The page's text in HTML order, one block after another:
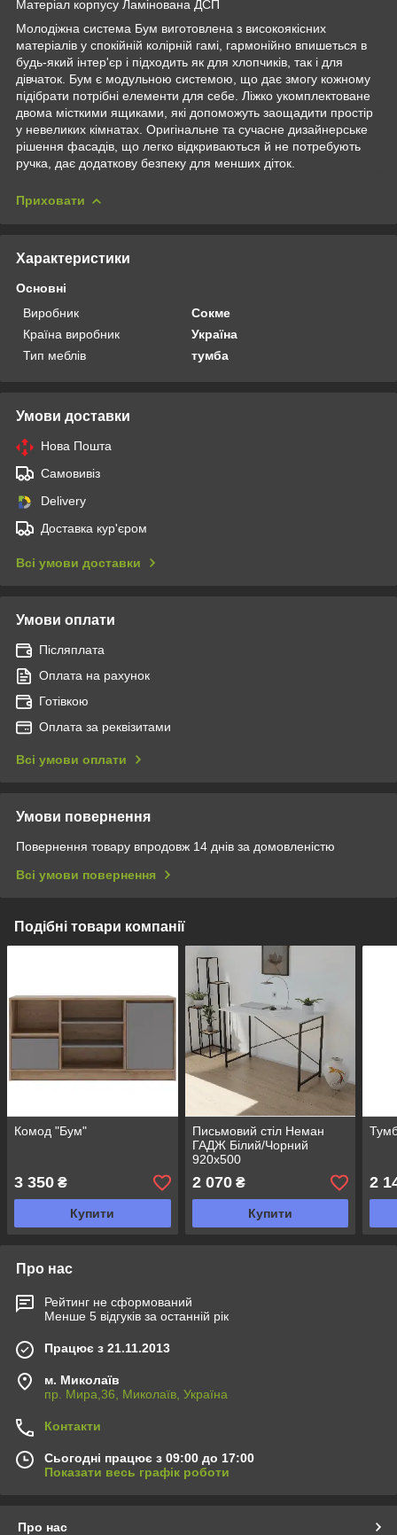
Матеріал корпусу Ламінована ДСП
Молодіжна система Бум виготовлена з високоякісних
матеріалів у спокійній колірній гамі, гармонійно впишеться в
будь-який інтер'єр і підходить як для хлопчиків, так і для
дівчаток. Бум є модульною системою, що дає змогу кожному
підібрати потрібні елементи для себе. Ліжко укомплектоване
двома місткими ящиками, які допоможуть заощадити простір
у невеликих кімнатах. Оригінальне та сучасне дизайнерське
рішення фасадів, що легко відкриваються й не потребують
ручка, дає додаткову безпеку для менших діток.
Приховати
Характеристики
Основні
Виробник
Сокме
Країна виробник
Україна
Тип меблів
тумба
Умови доставки
Нова Пошта
Самовивіз
Delivery
Доставка кур'єром
Всі умови доставки
Умови оплати
Післяплата
Оплата на рахунок
Готівкою
Оплата за реквізитами
Всі умови оплати
Умови повернення
Повернення товару впродовж 14 днів за домовленістю
Всі умови повернення
Подібні товари компанії
Комод "Бум"
3 350 ₴
Купити
Письмовий стіл Неман
ГАДЖ Білий/Чорний
920х500
2 070₴
Купити
2
Про нас
Рейтинг не сформований
Менше 5 відгуків за останній рік
Працює з 21.11.2013
м. Миколаїв
пр. Мира,36, Миколаїв, Україна
Контакти
Сьогодні працює з 09:00 до 17:00
Показати весь графік роботи
Про нас